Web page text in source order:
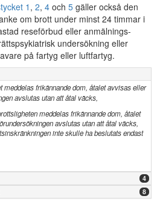
1 , 2, 4 och 5 gäller också den
om brott under minst 24 timmar i
reseförbud eller anmälnings-
undersökning eller
på fartyg eller luftfartyg.
meddelas frikännande dom, åtalet avvisas eller
avslutas utan att åtal väcks,
meddelas frikännande dom, åtalet
avslutas utan att åtal väcks,
inte skulle ha beslutats endast
4
8